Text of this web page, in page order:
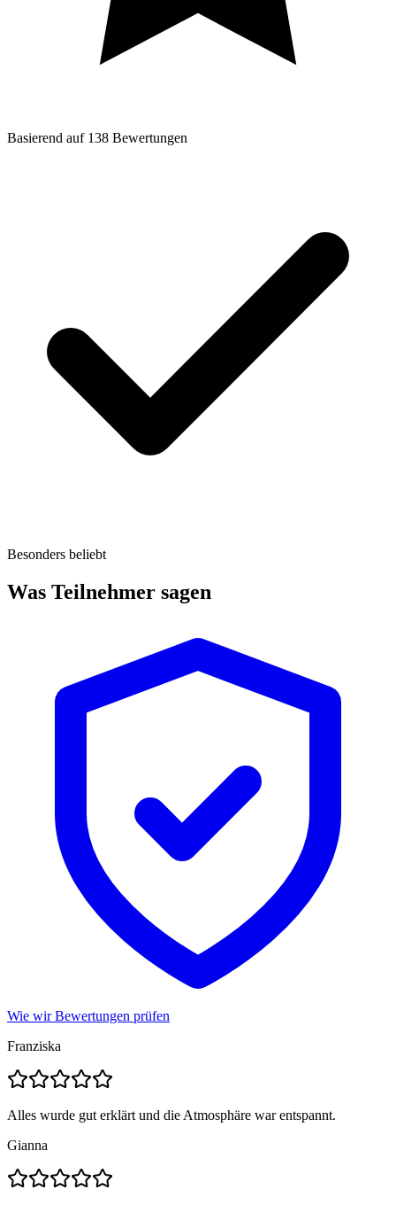
Basierend auf 138 Bewertungen
Besonders beliebt
Was Teilnehmer sagen
Wie wir Bewertungen prüfen
Franziska
Alles wurde gut erklärt und die Atmosphäre war entspannt.
Gianna